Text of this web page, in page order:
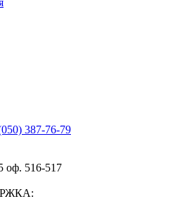
387-76-79
оф. 516-517